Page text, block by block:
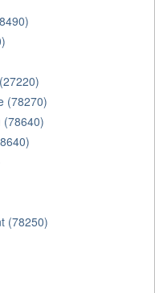
(78270)
(78640)
(78250)